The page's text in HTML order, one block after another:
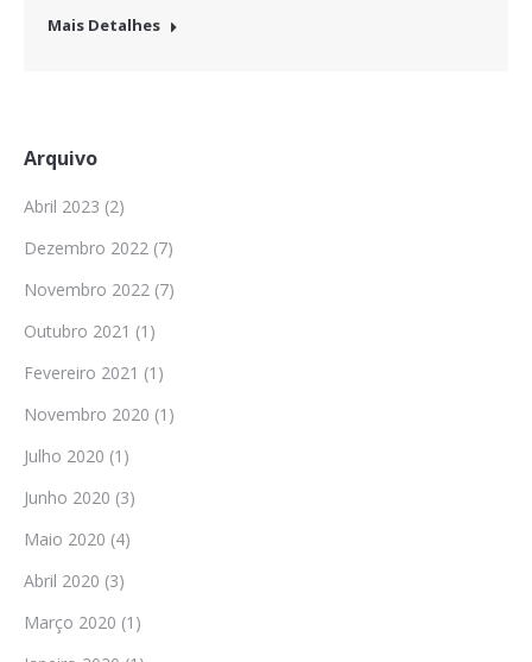
Mais Detalhes
Arquivo
Abril 2023 (2)
Dezembro 2022 (7)
Novembro 2022 (7)
Outubro 2021 (1)
Fevereiro 2021 (1)
Novembro 2020 (1)
Julho 2020 (1)
Junho 2020 (3)
Maio 2020 (4)
Abril 2020 (3)
Março 2020 (1)